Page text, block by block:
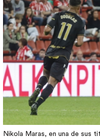
Nikola Maras, en una de sus